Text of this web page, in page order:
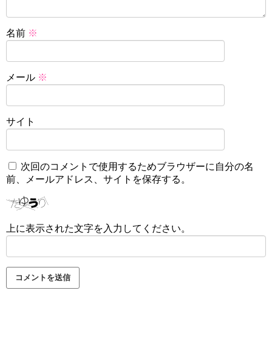
名前 ※
メール ※
サイト
次回のコメントで使用するためブラウザーに自分の名
前、メールアドレス、サイトを保存する。
上に表示された文字を入力してください。